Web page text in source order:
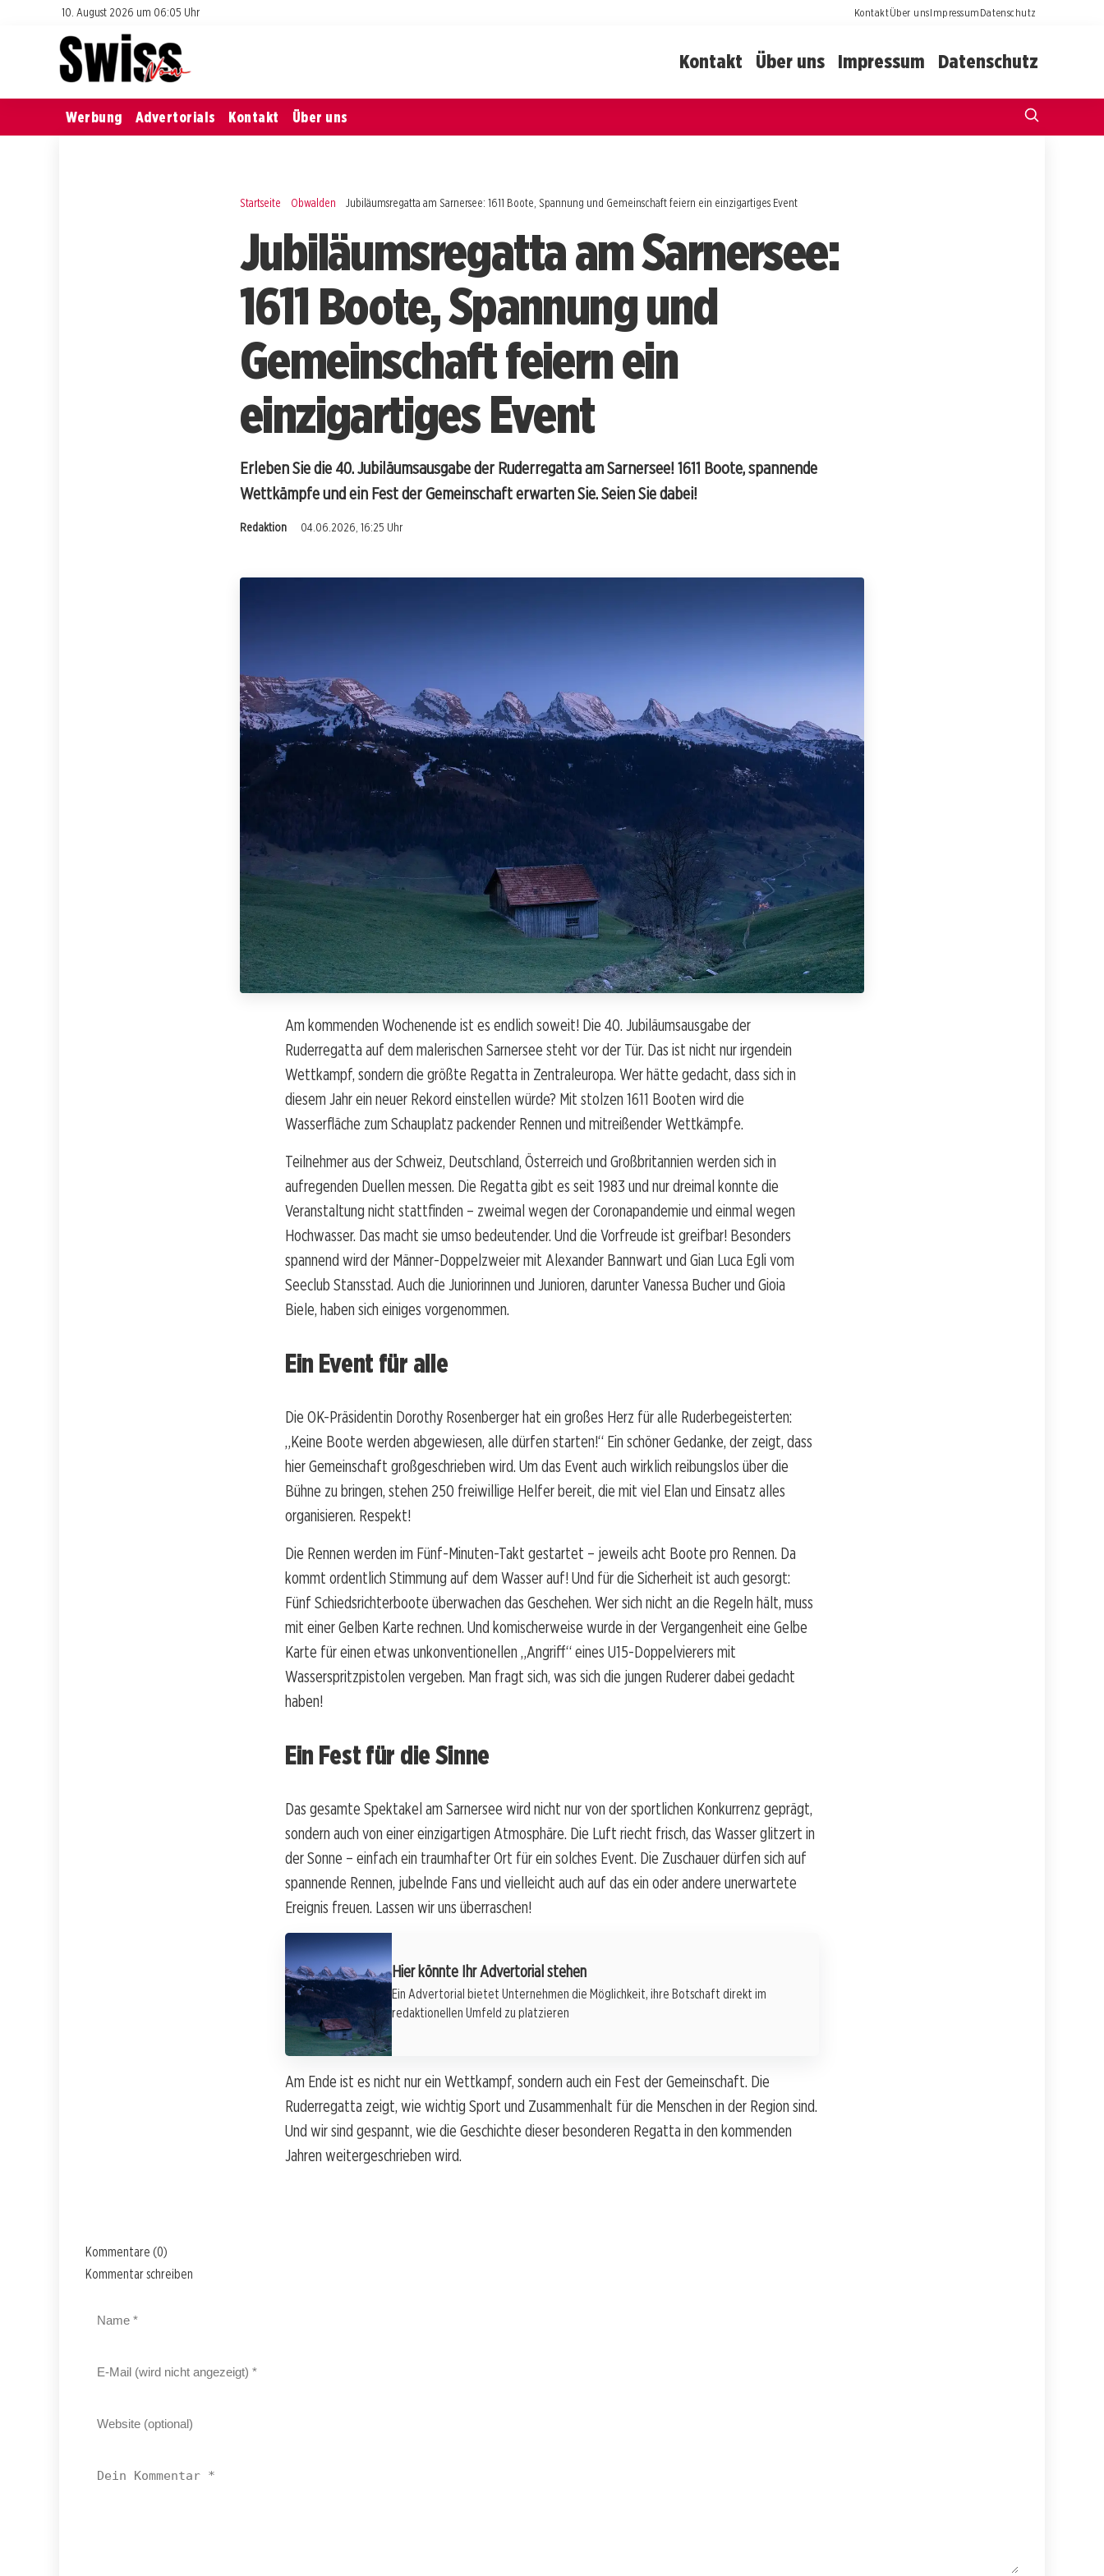
10. August 2026 um 06:05 Uhr KontaktÜber unsImpressumDatenschutz
Kontakt Über uns Impressum Datenschutz
Werbung Advertorials Kontakt Über uns
Startseite Obwalden Jubiläumsregatta am Sarnersee: 1611 Boote, Spannung und Gemeinschaft feiern ein einzigartiges Event
Jubiläumsregatta am Sarnersee:
1611 Boote, Spannung und
Gemeinschaft feiern ein
einzigartiges Event
Erleben Sie die 40. Jubiläumsausgabe der Ruderregatta am Sarnersee! 1611 Boote, spannende
Wettkämpfe und ein Fest der Gemeinschaft erwarten Sie. Seien Sie dabei!
Redaktion 04.06.2026, 16:25 Uhr
Am kommenden Wochenende ist es endlich soweit! Die 40. Jubiläumsausgabe der
Ruderregatta auf dem malerischen Sarnersee steht vor der Tür. Das ist nicht nur irgendein
Wettkampf, sondern die größte Regatta in Zentraleuropa. Wer hätte gedacht, dass sich in
diesem Jahr ein neuer Rekord einstellen würde? Mit stolzen 1611 Booten wird die
Wasserfläche zum Schauplatz packender Rennen und mitreißender Wettkämpfe.
Teilnehmer aus der Schweiz, Deutschland, Österreich und Großbritannien werden sich in
aufregenden Duellen messen. Die Regatta gibt es seit 1983 und nur dreimal konnte die
Veranstaltung nicht stattfinden – zweimal wegen der Coronapandemie und einmal wegen
Hochwasser. Das macht sie umso bedeutender. Und die Vorfreude ist greifbar! Besonders
spannend wird der Männer-Doppelzweier mit Alexander Bannwart und Gian Luca Egli vom
Seeclub Stansstad. Auch die Juniorinnen und Junioren, darunter Vanessa Bucher und Gioia
Biele, haben sich einiges vorgenommen.
Ein Event für alle
Die OK-Präsidentin Dorothy Rosenberger hat ein großes Herz für alle Ruderbegeisterten:
„Keine Boote werden abgewiesen, alle dürfen starten!“ Ein schöner Gedanke, der zeigt, dass
hier Gemeinschaft großgeschrieben wird. Um das Event auch wirklich reibungslos über die
Bühne zu bringen, stehen 250 freiwillige Helfer bereit, die mit viel Elan und Einsatz alles
organisieren. Respekt!
Die Rennen werden im Fünf-Minuten-Takt gestartet – jeweils acht Boote pro Rennen. Da
kommt ordentlich Stimmung auf dem Wasser auf! Und für die Sicherheit ist auch gesorgt:
Fünf Schiedsrichterboote überwachen das Geschehen. Wer sich nicht an die Regeln hält, muss
mit einer Gelben Karte rechnen. Und komischerweise wurde in der Vergangenheit eine Gelbe
Karte für einen etwas unkonventionellen „Angriff“ eines U15-Doppelvierers mit
Wasserspritzpistolen vergeben. Man fragt sich, was sich die jungen Ruderer dabei gedacht
haben!
Ein Fest für die Sinne
Das gesamte Spektakel am Sarnersee wird nicht nur von der sportlichen Konkurrenz geprägt,
sondern auch von einer einzigartigen Atmosphäre. Die Luft riecht frisch, das Wasser glitzert in
der Sonne – einfach ein traumhafter Ort für ein solches Event. Die Zuschauer dürfen sich auf
spannende Rennen, jubelnde Fans und vielleicht auch auf das ein oder andere unerwartete
Ereignis freuen. Lassen wir uns überraschen!
Hier könnte Ihr Advertorial stehen
Ein Advertorial bietet Unternehmen die Möglichkeit, ihre Botschaft direkt im
redaktionellen Umfeld zu platzieren
Am Ende ist es nicht nur ein Wettkampf, sondern auch ein Fest der Gemeinschaft. Die
Ruderregatta zeigt, wie wichtig Sport und Zusammenhalt für die Menschen in der Region sind.
Und wir sind gespannt, wie die Geschichte dieser besonderen Regatta in den kommenden
Jahren weitergeschrieben wird.
Kommentare (0)
Kommentar schreiben